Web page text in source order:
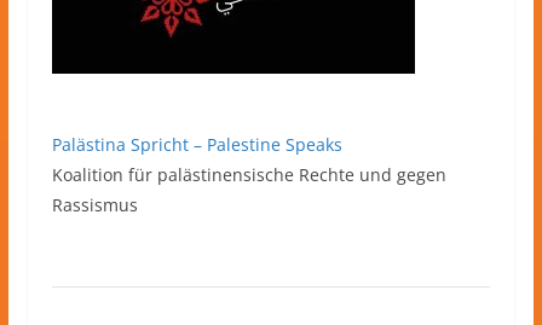
Palästina Spricht – Palestine Speaks
Koalition für palästinensische Rechte und gegen
Rassismus